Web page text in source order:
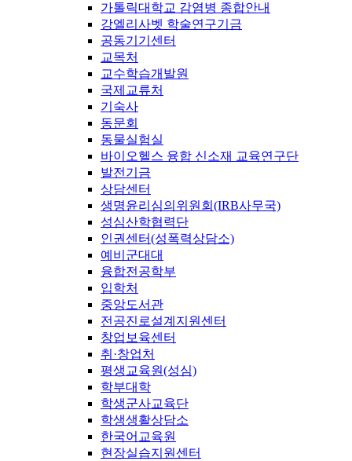
가톨릭대학교 감염병 종합안내
강엘리사벳 학술연구기금
공동기기센터
교목처
교수학습개발원
국제교류처
기숙사
동문회
동물실험실
바이오헬스 융합 신소재 교육연구단
발전기금
상담센터
생명윤리심의위원회(IRB사무국)
성심산학협력단
인권센터(성폭력상담소)
예비군대대
융합전공학부
입학처
중앙도서관
전공진로설계지원센터
창업보육센터
취·창업처
평생교육원(성심)
학부대학
학생군사교육단
학생생활상담소
한국어교육원
현장실습지원센터